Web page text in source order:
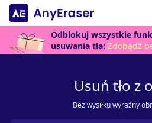
Odblokuj wszystkie
usuwania tła: Zdobądź
Usuń tło z
Bez wysiłku wyraźny